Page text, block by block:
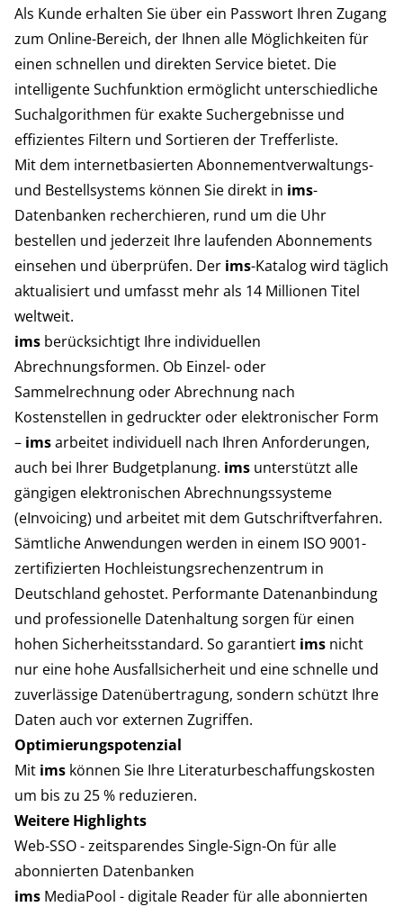
Als Kunde erhalten Sie über ein Passwort Ihren Zugang
zum Online-Bereich, der Ihnen alle Möglichkeiten für
einen schnellen und direkten Service bietet. Die
intelligente Suchfunktion ermöglicht unterschiedliche
Suchalgorithmen für exakte Suchergebnisse und
effizientes Filtern und Sortieren der Trefferliste.
Mit dem internetbasierten Abonnementverwaltungs-
und Bestellsystems können Sie direkt in ims-
Datenbanken recherchieren, rund um die Uhr
bestellen und jederzeit Ihre laufenden Abonnements
einsehen und überprüfen. Der ims-Katalog wird täglich
aktualisiert und umfasst mehr als 14 Millionen Titel
weltweit.
ims berücksichtigt Ihre individuellen
Abrechnungsformen. Ob Einzel- oder
Sammelrechnung oder Abrechnung nach
Kostenstellen in gedruckter oder elektronischer Form
– imsarbeitet individuell nach Ihren Anforderungen,
auch bei Ihrer Budgetplanung. ims unterstützt alle
gängigen elektronischen Abrechnungssysteme
(eInvoicing) und arbeitet mit dem Gutschriftverfahren.
Sämtliche Anwendungen werden in einem ISO 9001-
zertifizierten Hochleistungsrechenzentrum in
Deutschland gehostet. Performante Datenanbindung
und professionelle Datenhaltung sorgen für einen
hohen Sicherheitsstandard. So garantiert ims nicht
nur eine hohe Ausfallsicherheit und eine schnelle und
zuverlässige Datenübertragung, sondern schützt Ihre
Daten auch vor externen Zugriffen.
Optimierungspotenzial
Mit ims können Sie Ihre Literaturbeschaffungskosten
um bis zu 25 % reduzieren.
Weitere Highlights
Web-SSO - zeitsparendes Single-Sign-On für alle
abonnierten Datenbanken
ims MediaPool - digitale Reader für alle abonnierten